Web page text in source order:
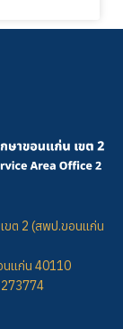
ขต 2 (สพป.ขอนแก่น
นแก่น 40110